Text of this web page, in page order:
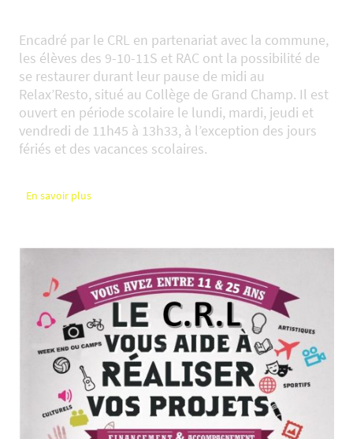
Encadré par le CRL en partenariat avec la commune,
les élèves des 9-10-11S et RAC ont la possibilité de
se restaurer durant leur pause de midi au
Relax’Resto, situé au Collège de Grand Champ. Il est
ouvert en période scolaire le lundi, mardi, jeudi et
vendredi de 11h45 à 13h33, à l’exception des jours
fériés et des vacances scolaires.
En savoir plus